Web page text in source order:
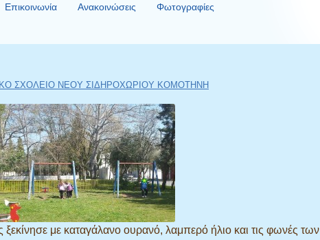
Επικοινωνία Ανακοινώσεις Φωτογραφίες
ΣΧΟΛΕΙΟ ΝΕΟΥ ΣΙΔΗΡΟΧΩΡΙΟΥ ΚΟΜΟΤΗΝΗ
με καταγάλανο ουρανό, λαμπερό ήλιο και τις φωνές των